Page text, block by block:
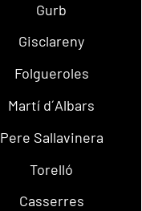
Gurb
Gisclareny
Folgueroles
Martí d´Albars
Pere Sallavinera
Torelló
Casserres